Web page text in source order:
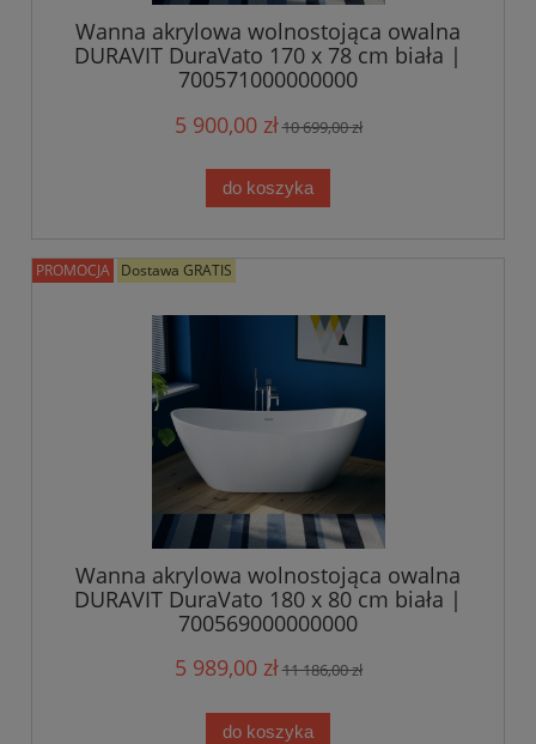
Wanna akrylowa wolnostojąca owalna
DURAVIT DuraVato 170 x 78 cm biała |
700571000000000
5 900,00 zł10 699,00 zł
do koszyka
Wanna akrylowa wolnostojąca owalna
DURAVIT DuraVato 180 x 80 cm biała |
700569000000000
5 989,00 zł11 186,00 zł
do koszyka
PROMOCJA Dostawa GRATIS